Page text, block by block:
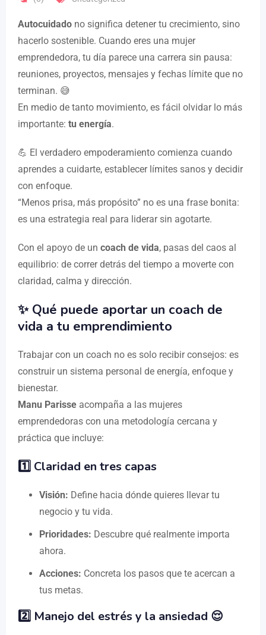
Autocuidado no significa detener tu crecimiento, sino
hacerlo sostenible. Cuando eres una mujer
emprendedora, tu día parece una carrera sin pausa:
reuniones, proyectos, mensajes y fechas límite que no
terminan. 😅
En medio de tanto movimiento, es fácil olvidar lo más
importante: tu energía.
💪 El verdadero empoderamiento comienza cuando
aprendes a cuidarte, establecer límites sanos y decidir
con enfoque.
“Menos prisa, más propósito” no es una frase bonita:
es una estrategia real para liderar sin agotarte.
Con el apoyo de un coach de vida, pasas del caos al
equilibrio: de correr detrás del tiempo a moverte con
claridad, calma y dirección.
✨ Qué puede aportar un coach de
vida a tu emprendimiento
Trabajar con un coach no es solo recibir consejos: es
construir un sistema personal de energía, enfoque y
bienestar.
Manu Parisse acompaña a las mujeres
emprendedoras con una metodología cercana y
práctica que incluye:
1️⃣ Claridad en tres capas
Visión: Define hacia dónde quieres llevar tu
negocio y tu vida.
Prioridades: Descubre qué realmente importa
ahora.
Acciones: Concreta los pasos que te acercan a
tus metas.
2️⃣ Manejo del estrés y la ansiedad 😌